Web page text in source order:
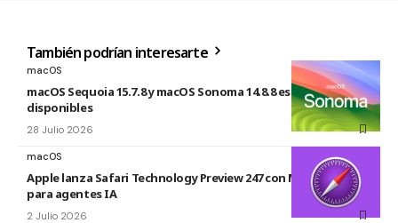
También podrían interesarte
macOS
macOS Sequoia 15.7.8 y macOS Sonoma 14.8.8 están
disponibles
28 Julio 2026
macOS
Apple lanza Safari Technology Preview 247 con MCP Server
para agentes IA
2 Julio 2026